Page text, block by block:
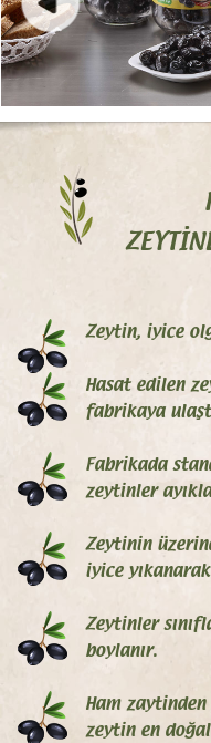
Zeytin, iyice
Hasat edilen
fabrikaya
Fabrikada
zeytinler
Zeytinin
iyice
Zeytinler
boylanır.
Ham
zeytin en